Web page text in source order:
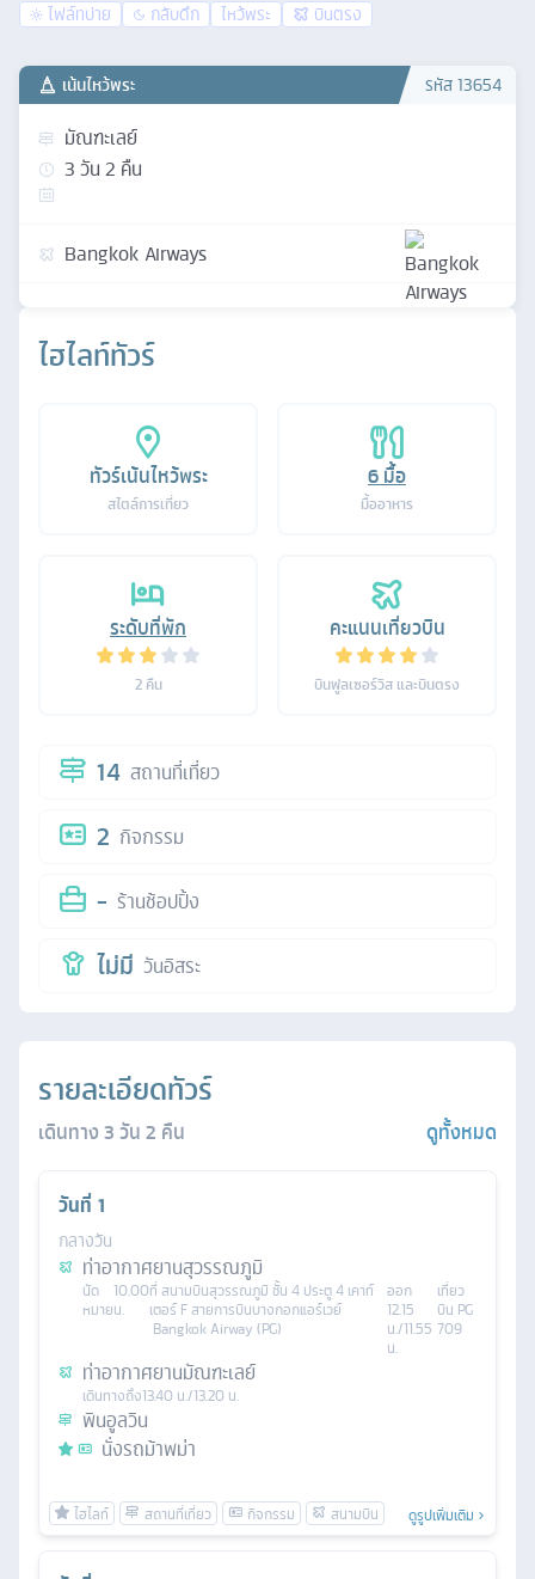
ไฟล์ทบ่าย กลับดึก ไหว้พระ บินตรง
ไฮไลท์ทัวร์
ทัวร์เน้นไหว้พระ
สไตล์การเที่ยว
6มื้อ
มื้ออาหาร
ระดับที่พัก
2คืน
คะแนนเที่ยวบิน
บินฟูลเซอร์วิส และบินตรง
14 สถานที่เที่ยว
2 กิจกรรม
- ร้านช้อปปิ้ง
ไม่มี วันอิสระ
รายละเอียดทัวร์
เดินทาง3วัน2 คืน ดูทั้งหมด
วันที่ 1
กลางวัน
ท่าอากาศยานสุวรรณภูมิ
นัด
หมาย
10.00
น.
ที่ สนามบินสุวรรณภูมิ ชั้น 4 ประตู 4 เคาท์
เตอร์ F สายการบินบางกอกแอร์เวย์
Bangkok Airway (PG)
ออก
12.15
น./11.55
น.
เที่ยว
บิน PG
709
ท่าอากาศยานมัณฑะเลย์
เดินทางถึง13.40 น./13.20 น.
พินอูลวิน
นั่งรถม้าพม่า
ดูรูปเพิ่มเติม
เน้นไหว้พระ รหัส13654
มัณฑะเลย์
3วัน2 คืน
Bangkok Airways